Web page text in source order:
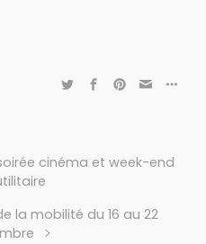
cinéma et week-end
la mobilité du 16 au 22